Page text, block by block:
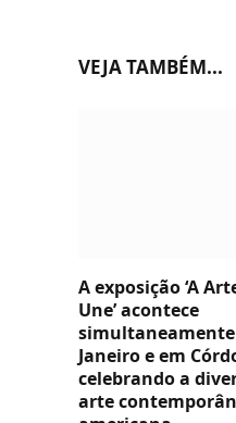
VEJA TAMBÉM...
A exposição ‘A
Une’ acontece
simultaneamente
Janeiro e em
celebrando a
arte